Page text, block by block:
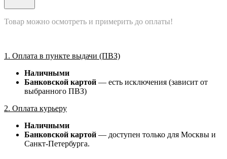
Товар можно осмотреть и примерить до оплаты!
1. Оплата в пункте выдачи (ПВЗ)
Наличными
Банковской картой — есть исключения (зависит от
выбранного ПВЗ)
2. Оплата курьеру
Наличными
Банковской картой — доступен только для Москвы и
Санкт-Петербурга.